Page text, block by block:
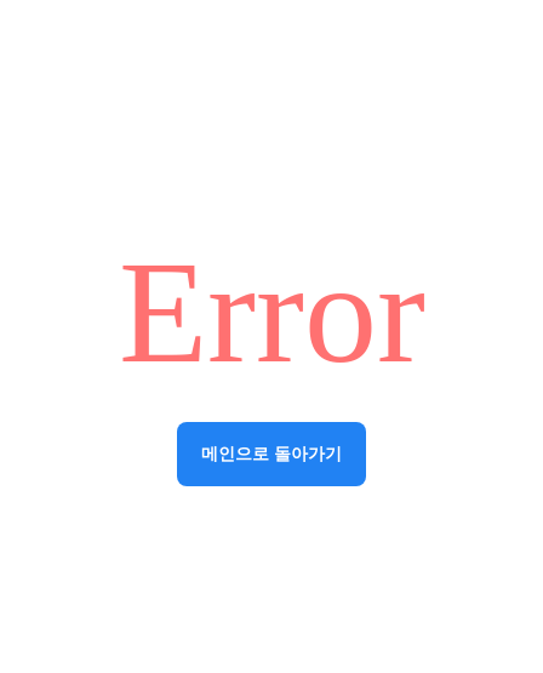
Error
메인으로 돌아가기